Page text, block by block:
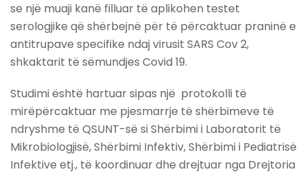
se një muaji kanë filluar të aplikohen testet
serologjike që shërbejnë për të përcaktuar praninë e
antitrupave specifike ndaj virusit SARS Cov 2,
shkaktarit të sëmundjes Covid 19.
Studimi është hartuar sipas një protokolli të
mirëpërcaktuar me pjesmarrje të shërbimeve të
ndryshme të QSUNT-së si Shërbimi i Laboratorit të
Mikrobiologjisë, Shërbimi Infektiv, Shërbimi i Pediatrisë
Infektive etj., të koordinuar dhe drejtuar nga Drejtoria